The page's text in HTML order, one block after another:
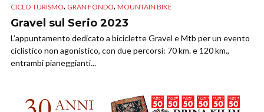
CICLO TURISMO, GRAN FONDO, MOUNTAIN BIKE
Gravel sul Serio 2023
L’appuntamento dedicato a biciclette Gravel e Mtb per un evento
ciclistico non agonistico, con due percorsi: 70 km. e 120 km.,
entrambi pianeggianti...